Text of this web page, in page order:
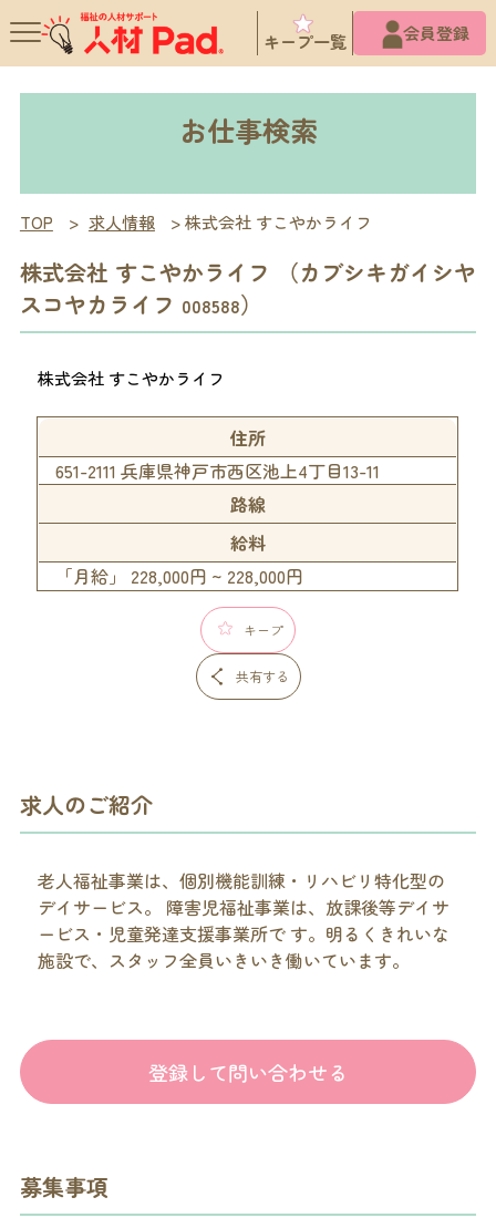
キープ一覧
会員登録
お仕事検索
TOP > 求人情報 >株式会社 すこやかライフ
株式会社 すこやかライフ （カブシキガイシヤ
スコヤカライフ 008588）
株式会社 すこやかライフ
住所
651-2111 兵庫県神戸市西区池上4丁目13-11
路線
給料
「月給」 228,000円 ~ 228,000円
キープ
共有する
求人のご紹介
老人福祉事業は、個別機能訓練・リハビリ特化型の
デイサービス。 障害児福祉事業は、放課後等デイサ
ービス・児童発達支援事業所で す。明るくきれいな
施設で、スタッフ全員いきいき働いています。
登録して問い合わせる
募集事項